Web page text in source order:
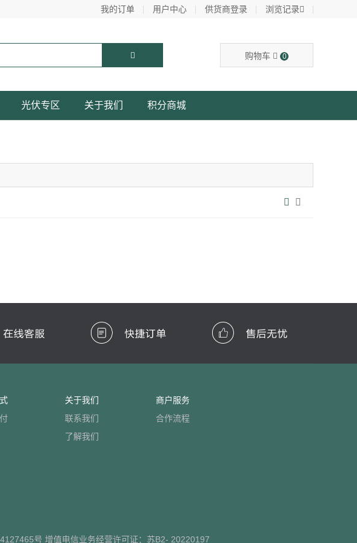
我的订单 用户中心 供货商登录 浏览记录
购物车 0
光伏专区 关于我们 积分商城
关于我们
联系我们
了解我们
商户服务
合作流程
号 增值电信业务经营许可证： 苏B2- 20220197